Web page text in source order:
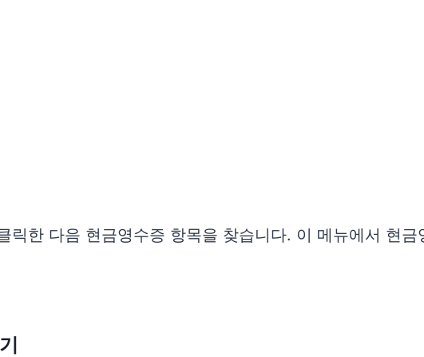
릭한 다음 현금영수증 항목을 찾습니다. 이 메뉴에서 현